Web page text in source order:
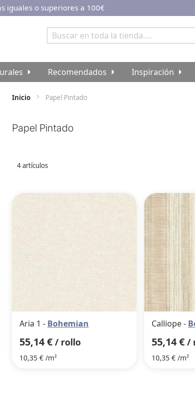
iguales o superiores a 100€
Recomendados Inspiración
Inicio Papel Pintado
Papel Pintado
4artículos
Aria 1 - Bohemian
55,14 € / rollo
10,35 € /m²
Calliope -
55,14 € /
10,35 € /m²